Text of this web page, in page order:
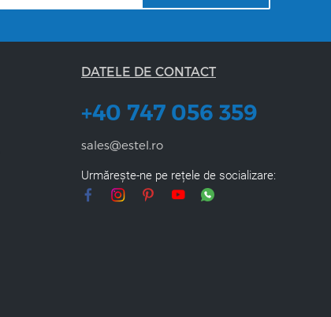
DATELE DE CONTACT
+40 747 056 359
sales@estel.ro
Urmărește-ne pe rețele de socializare: